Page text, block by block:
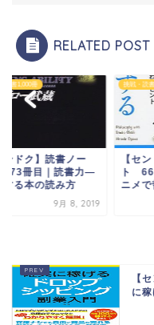
RELATED POST
読書1,000冊
ンドク】読書ノー
冊目｜読書力―
する本の読み方
9月 8, 2019
挑戦・読
【セ
ト
ニメ
【
に